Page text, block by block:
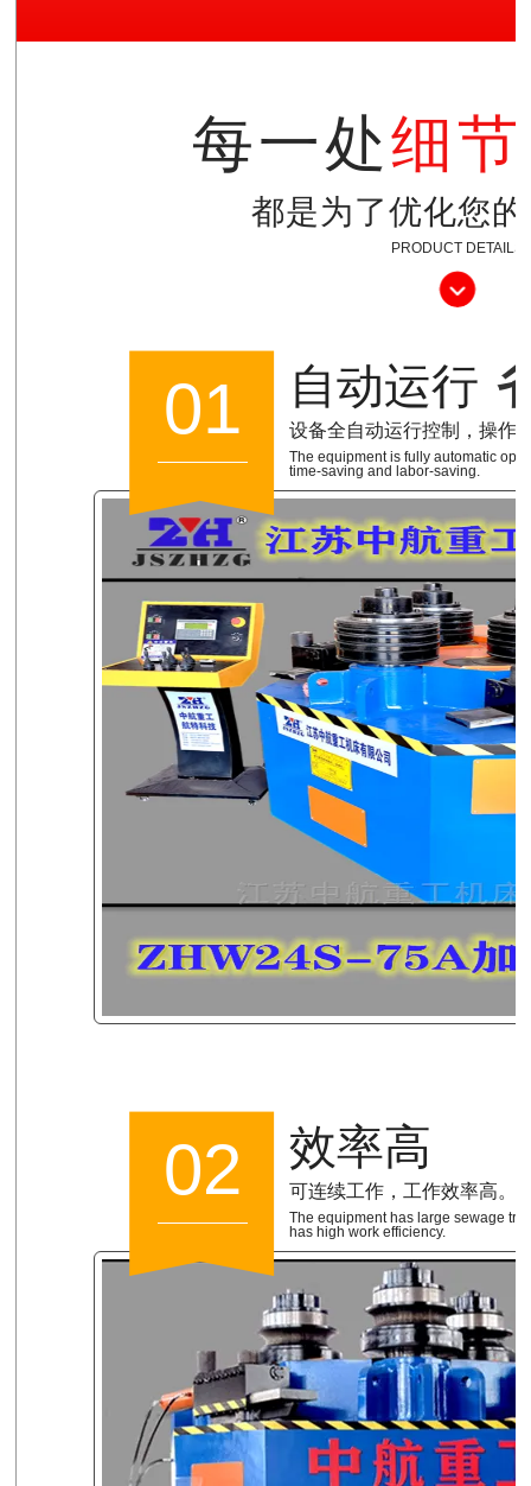
每一处细节
都是为了优化您
PRODUCT DETAILS
01 自动运行
设备全自动运行控制，操作
The equipment is fully automatic
time-saving and labor-saving.
02 效率高
可连续工作，工作效率高。
The equipment has large sewage
has high work efficiency.